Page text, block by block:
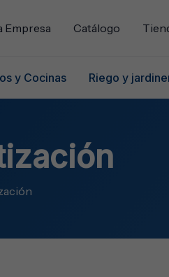
Empresa Catálogo
y Cocinas Riego y